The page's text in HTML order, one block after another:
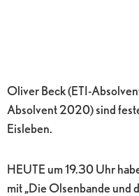
Oliver Beck (ETI-
Absolvent 2020) sind
Eisleben.
HEUTE um 19.30 Uhr
mit „Die Olsenbande und